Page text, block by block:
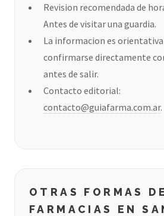
Revision recomendada de
Antes de visitar una guardia.
La informacion es orientativa
confirmarse directamente
antes de salir.
Contacto editorial:
contacto@guiafarma.com.ar.
OTRAS FORMAS
FARMACIAS EN